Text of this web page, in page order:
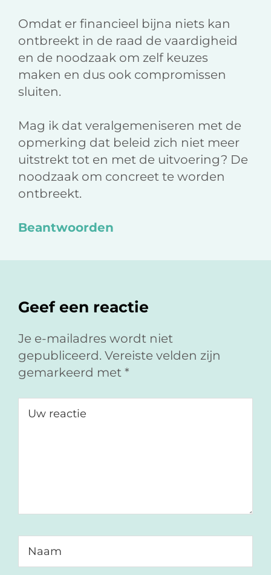
Omdat er financieel bijna niets kan
ontbreekt in de raad de vaardigheid
en de noodzaak om zelf keuzes
maken en dus ook compromissen
sluiten.
Mag ik dat veralgemeniseren met de
opmerking dat beleid zich niet meer
uitstrekt tot en met de uitvoering? De
noodzaak om concreet te worden
ontbreekt.
Beantwoorden
Geef een reactie
Je e-mailadres wordt niet
gepubliceerd. Vereiste velden zijn
gemarkeerd met *